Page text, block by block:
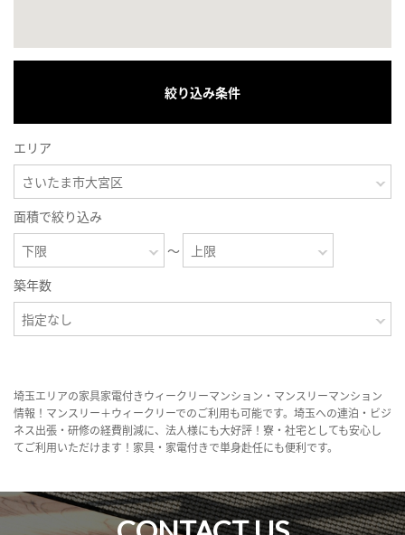
絞り込み条件
エリア
面積で絞り込み
～
築年数
埼玉エリアの家具家電付きウィークリーマンション・マンスリーマンション
情報！マンスリー＋ウィークリーでのご利用も可能です。埼玉への連泊・ビジ
ネス出張・研修の経費削減に、法人様にも大好評！寮・社宅としても安心し
てご利用いただけます！家具・家電付きで単身赴任にも便利です。